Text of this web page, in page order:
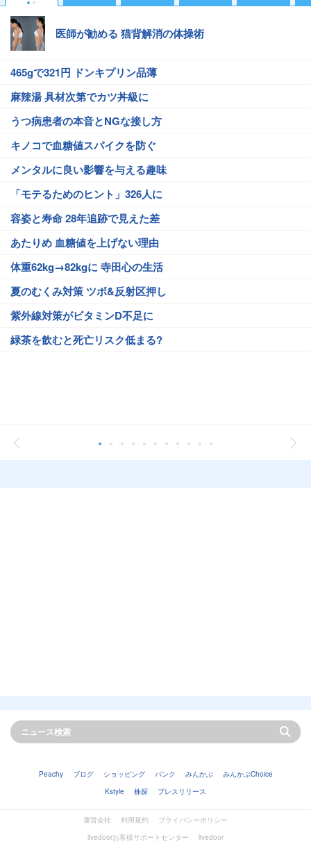
医師が勧める 猫背解消の体操術
465gで321円 ドンキプリン品薄
麻辣湯 具材次第でカツ丼級に
うつ病患者の本音とNGな接し方
キノコで血糖値スパイクを防ぐ
メンタルに良い影響を与える趣味
「モテるためのヒント」326人に
容姿と寿命 28年追跡で見えた差
あたりめ 血糖値を上げない理由
体重62kg→82kgに 寺田心の生活
夏のむくみ対策 ツボ&反射区押し
紫外線対策がビタミンD不足に
緑茶を飲むと死亡リスク低まる?
Peachy ブログ ショッピング バンク みんかぶ
みんかぶChoice
Kstyle
株探 プレスリリース
運営会社 利用規約
プライバシーポリシー
livedoorお客様サポートセンター
livedoor